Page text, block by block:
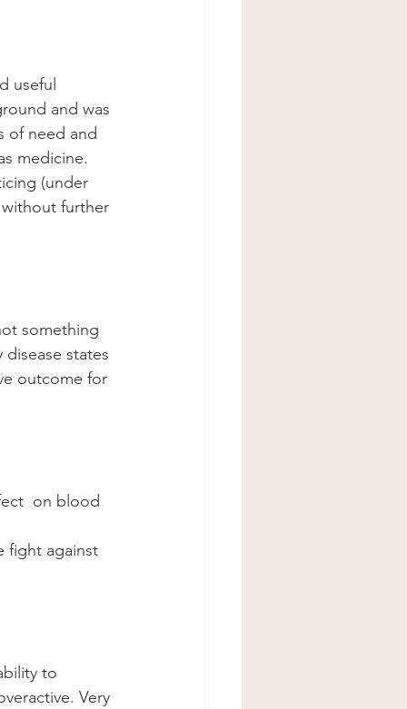
useful
and was
of need and
medicine.
(under
further
something
states
outcome for
on blood
fight against
to
Very